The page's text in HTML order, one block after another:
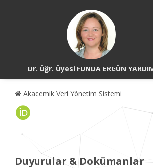
Dr. Öğr. Üyesi FUNDA ERGÜN
Akademik Veri Yönetim Sistemi
Duyurular & Dokümanlar